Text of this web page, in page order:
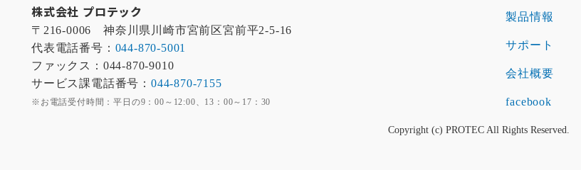
株式会社 プロテック
〒216-0006 神奈川県川崎市宮前区宮前平2-5-16
代表電話番号： 044-870-5001
ファックス：044-870-9010
サービス課電話番号： 044-870-7155
※お電話受付時間：平日の9：00～12:00、13：00～17：30
製品情報
サポート
会社概要
facebook
Copyright (c) PROTEC All Rights Reserved.